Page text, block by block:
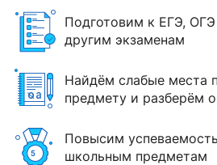
Подготовим к ЕГЭ,
другим экзаменам
Найдём слабые места
предмету и разберём
Повысим
школьным предметам